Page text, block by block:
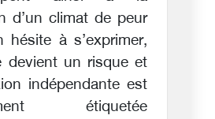
d’un climat de peur
hésite à s’exprimer,
devient un risque et
indépendante est
étiquetée